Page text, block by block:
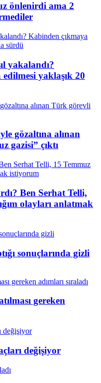
önlenirdi ama 2
yakalandı?
yaklaşık 20
gözaltına alınan
gazisi” çıktı
Ben Serhat Telli,
olayları anlatmak
sonuçlarında gizli
gereken
değişiyor